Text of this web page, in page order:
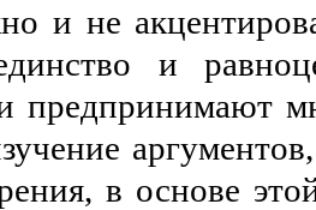
и не
и
предпринимают
в основе